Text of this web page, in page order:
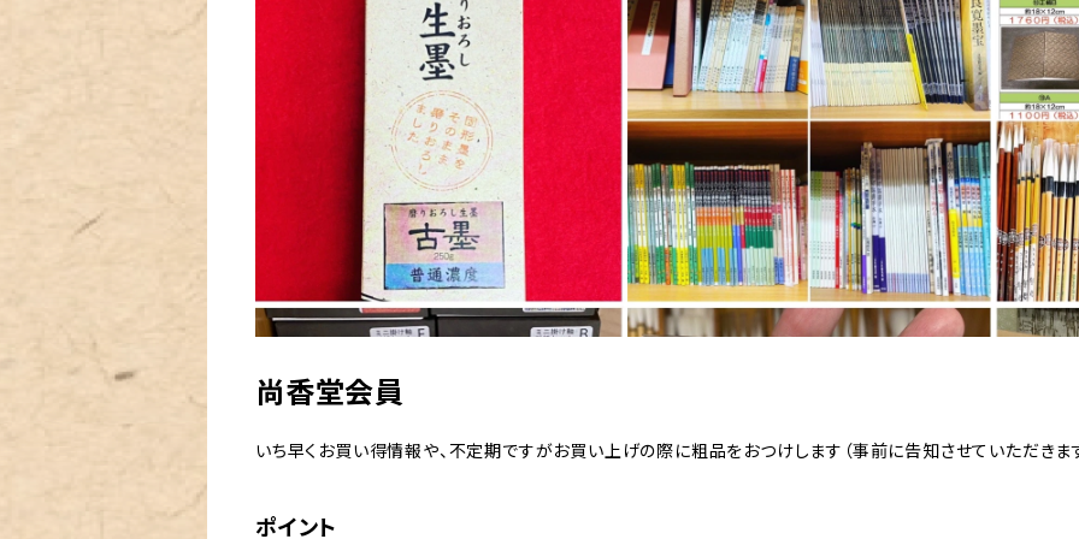
尚香堂会員
いち早くお買い得情報や、不定期ですがお買い上げの際に粗品をおつけします（事前に告知させていただきま
ポイント